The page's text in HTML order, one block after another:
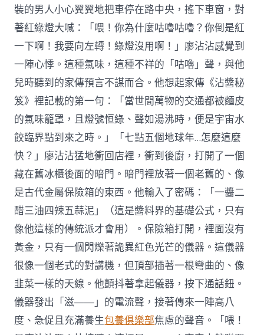
裝的男人小心翼翼地把車停在路中央，搖下車窗，對
著紅綠燈大喊：「喂！你為什麼咕嚕咕嚕？你倒是紅
一下啊！我要向左轉！綠燈沒用啊！」廖沾沾感覺到
一陣心悸。這種氣味，這種不祥的「咕嚕」聲，與他
兒時聽到的家傳預言不謀而合。他想起家傳《沾醬秘
笈》裡記載的第一句：「當世間萬物的交通都被麵皮
的氣味籠罩，且燈號恒綠、聲如湯沸時，便是宇宙水
餃臨界點到來之時。」「七點五個地球年…怎麼這麼
快？」廖沾沾猛地衝回店裡，衝到後廚，打開了一個
藏在舊冰櫃後面的暗門。暗門裡放著一個老舊的、像
是古代金屬保險箱的東西。他輸入了密碼：「一醬二
醋三油四辣五蒜泥」（這是醬料界的基礎公式，只有
像他這樣的傳統派才會用）。保險箱打開，裡面沒有
黃金，只有一個閃爍著詭異紅色光芒的儀器。這儀器
很像一個老式的對講機，但頂部插著一根彎曲的、像
韭菜一樣的天線。他顫抖著拿起儀器，按下通話鈕。
儀器發出「滋——」的電流聲，接著傳來一陣高八
度、急促且充滿養生包養俱樂部焦慮的聲音。「喂！